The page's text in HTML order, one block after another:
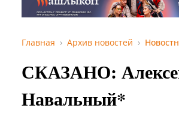
Главная Архив новостей
СКАЗАНО:
Навальный*